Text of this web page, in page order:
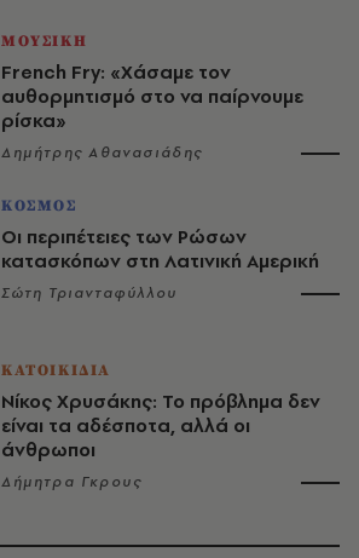
ΜΟΥΣΙΚΗ
French Fry: «Χάσαμε τον
αυθορμητισμό στο να παίρνουμε
ρίσκα»
Δημήτρης Αθανασιάδης
ΚΟΣΜΟΣ
Οι περιπέτειες των Ρώσων
κατασκόπων στη Λατινική Αμερική
Σώτη Τριανταφύλλου
ΚΑΤΟΙΚΙΔΙΑ
Νίκος Χρυσάκης: Το πρόβλημα δεν
είναι τα αδέσποτα, αλλά οι
άνθρωποι
Δήμητρα Γκρους